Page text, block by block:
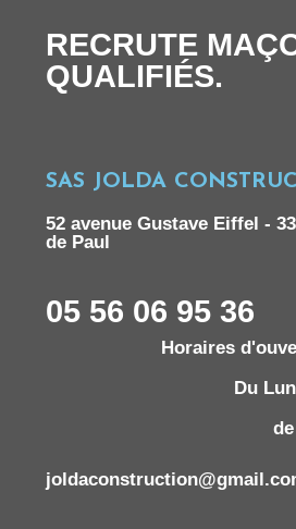
RECRUTE
QUALIFIÉS.
SAS JOLDA
52 avenue Gustave Eiffel -
de Paul
05 56 06 95 36
Horaires
Du